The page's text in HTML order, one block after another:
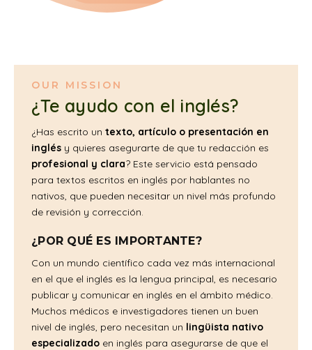
OUR MISSION
¿Te ayudo con el inglés?
¿Has escrito un texto, artículo o presentación en
inglés y quieres asegurarte de que tu redacción es
profesional y clara? Este servicio está pensado
para textos escritos en inglés por hablantes no
nativos, que pueden necesitar un nivel más profundo
de revisión y corrección.
¿POR QUÉ ES IMPORTANTE?
Con un mundo científico cada vez más internacional
en el que el inglés es la lengua principal, es necesario
publicar y comunicar en inglés en el ámbito médico.
Muchos médicos e investigadores tienen un buen
nivel de inglés, pero necesitan un lingüista nativo
especializado en inglés para asegurarse de que el